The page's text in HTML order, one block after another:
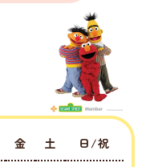
金 土 日/祝